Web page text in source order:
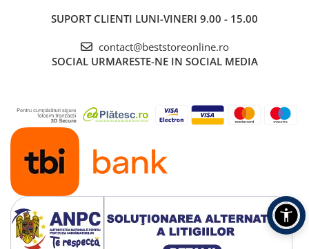
SUPORT CLIENTI LUNI-VINERI 9.00 - 15.00
contact@beststoreonline.ro
SOCIAL URMARESTE-NE IN SOCIAL MEDIA